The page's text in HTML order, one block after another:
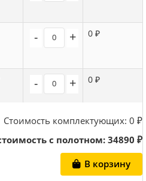
- + 0 ₽
- + 0 ₽
Стоимость комплектующих: 0 ₽
с полотном:34890 ₽
В корзину